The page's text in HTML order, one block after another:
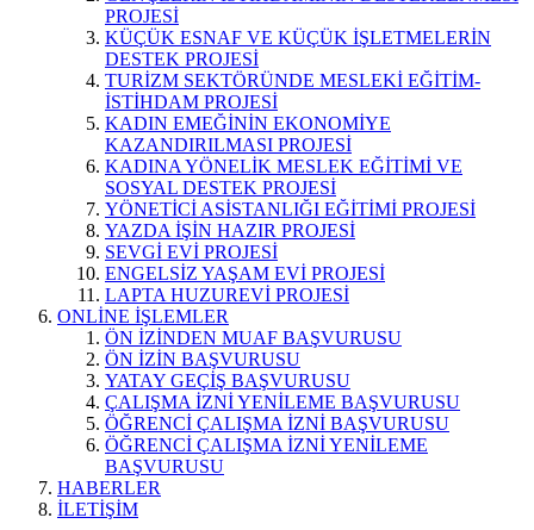
PROJESİ
KÜÇÜK ESNAF VE KÜÇÜK İŞLETMELERİN
DESTEK PROJESİ
TURİZM SEKTÖRÜNDE MESLEKİ EĞİTİM-
İSTİHDAM PROJESİ
KADIN EMEĞİNİN EKONOMİYE
KAZANDIRILMASI PROJESİ
KADINA YÖNELİK MESLEK EĞİTİMİ VE
SOSYAL DESTEK PROJESİ
YÖNETİCİ ASİSTANLIĞI EĞİTİMİ PROJESİ
YAZDA İŞİN HAZIR PROJESİ
SEVGİ EVİ PROJESİ
ENGELSİZ YAŞAM EVİ PROJESİ
LAPTA HUZUREVİ PROJESİ
ONLİNE İŞLEMLER
ÖN İZİNDEN MUAF BAŞVURUSU
ÖN İZİN BAŞVURUSU
YATAY GEÇİŞ BAŞVURUSU
ÇALIŞMA İZNİ YENİLEME BAŞVURUSU
ÖĞRENCİ ÇALIŞMA İZNİ BAŞVURUSU
ÖĞRENCİ ÇALIŞMA İZNİ YENİLEME
BAŞVURUSU
HABERLER
İLETİŞİM